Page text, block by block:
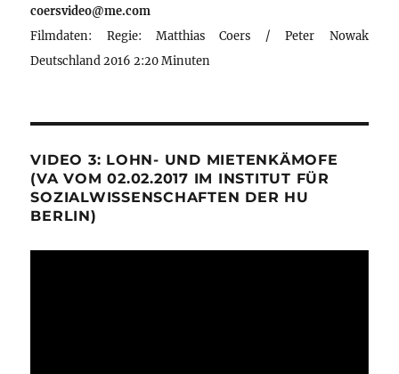
coersvideo@me.com
Filmdaten: Regie: Matthias Coers / Peter Nowak
Deutschland 2016 2:20 Minuten
VIDEO 3: LOHN- UND MIETENKÄMOFE
(VA VOM 02.02.2017 IM INSTITUT FÜR
SOZIALWISSENSCHAFTEN DER HU
BERLIN)